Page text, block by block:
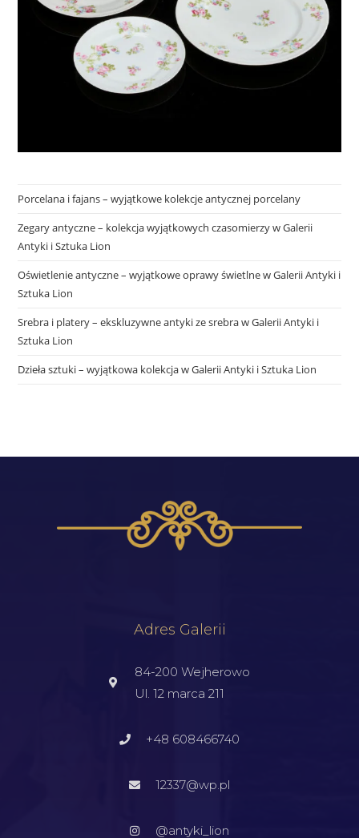
Porcelana i fajans – wyjątkowe kolekcje antycznej porcelany
Zegary antyczne – kolekcja wyjątkowych czasomierzy w Galerii
Antyki i Sztuka Lion
Oświetlenie antyczne – wyjątkowe oprawy świetlne w Galerii Antyki i
Sztuka Lion
Srebra i platery – ekskluzywne antyki ze srebra w Galerii Antyki i
Sztuka Lion
Dzieła sztuki – wyjątkowa kolekcja w Galerii Antyki i Sztuka Lion
Adres Galerii
84-200 Wejherowo
Ul. 12 marca 211
+48 608466740
12337@wp.pl
@antyki_lion